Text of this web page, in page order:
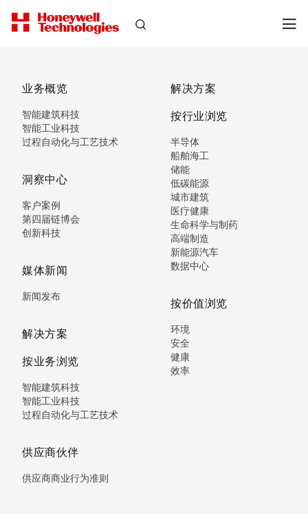
业务概览
智能建筑科技
智能工业科技
过程自动化与工艺技术
洞察中心
客户案例
第四届链博会
创新科技
媒体新闻
新闻发布
解决方案
按业务浏览
智能建筑科技
智能工业科技
过程自动化与工艺技术
供应商伙伴
供应商商业行为准则
解决方案
按行业浏览
半导体
船舶海工
储能
低碳能源
城市建筑
医疗健康
生命科学与制药
高端制造
新能源汽车
数据中心
按价值浏览
环境
安全
健康
效率